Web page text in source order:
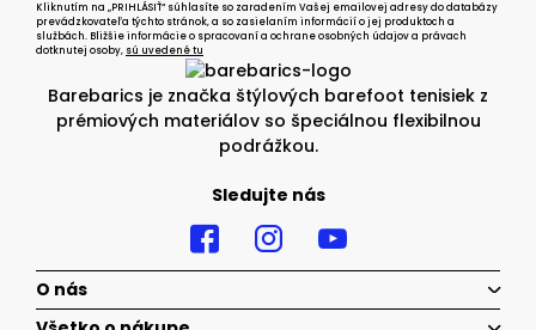
Barebarics je značka štýlových barefoot tenisiek z
prémiových materiálov so špeciálnou flexibilnou
podrážkou.
Sledujte nás
Kliknutím na „PRIHLÁSIŤ“ súhlasíte so zaradením Vašej emailovej adresy do databázy
prevádzkovateľa týchto stránok, a so zasielaním informácií o jej produktoch a
službách. Bližšie informácie o spracovaní a ochrane osobných údajov a právach
dotknutej osoby, sú uvedené tu
O nás